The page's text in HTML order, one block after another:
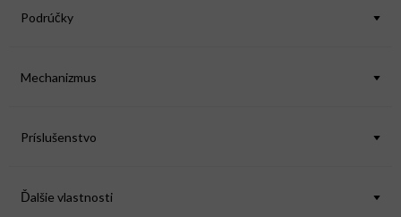
Podrúčky
Mechanizmus
Príslušenstvo
Ďalšie vlastnosti